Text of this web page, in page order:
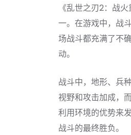
《乱世之刃2：战
一。在游戏中，战
场战斗都充满了不
动。
战斗中，地形、兵
视野和攻击加成，
利用环境的优势来
战斗的最终胜负。